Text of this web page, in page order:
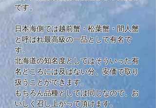
です。
日本海側では越前蟹・松葉蟹・間人蟹
と呼ばれ最高級の一品として有名で
す。
北海道の知名度としてはそういった有
名どころには及ばない分、安価で取り
扱うことができます。
もちろん品種としては同じなので、お
いしく召し上がって頂けます。